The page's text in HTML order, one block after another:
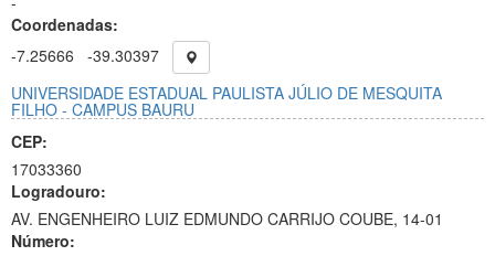
Coordenadas:
-7.25666
-39.30397
UNIVERSIDADE ESTADUAL PAULISTA JÚLIO DE MESQUITA
FILHO - CAMPUS BAURU
CEP:
17033360
Logradouro:
AV. ENGENHEIRO LUIZ EDMUNDO CARRIJO COUBE, 14-01
Número: